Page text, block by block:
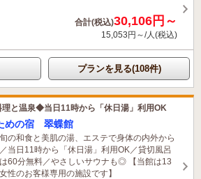
合計(税込)30,106円～
15,053円～/人(税込)
プランを見る(108件)
と温泉◆当日11時から「休日湯」利用OK
めの宿 翠蝶館
の和食と美肌の湯、エステで身体の内外から
当日11時から「休日湯」利用OK／貸切風呂
60分無料／やさしいサウナも◎ 【当館は13
性のお客様専用の施設です】